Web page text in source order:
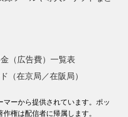
（広告費）一覧表
（在京局／在阪局）
ーから提供されています。ポッ
権は配信者に帰属します。